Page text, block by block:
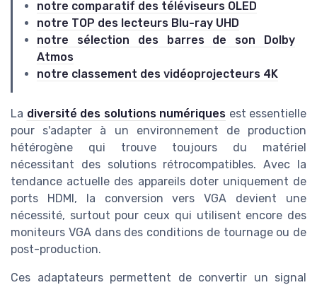
notre comparatif des téléviseurs OLED
notre TOP des lecteurs Blu-ray UHD
notre sélection des barres de son Dolby
Atmos
notre classement des vidéoprojecteurs 4K
La diversité des solutions numériques est essentielle
pour s'adapter à un environnement de production
hétérogène qui trouve toujours du matériel
nécessitant des solutions rétrocompatibles. Avec la
tendance actuelle des appareils doter uniquement de
ports HDMI, la conversion vers VGA devient une
nécessité, surtout pour ceux qui utilisent encore des
moniteurs VGA dans des conditions de tournage ou de
post-production.
Ces adaptateurs permettent de convertir un signal